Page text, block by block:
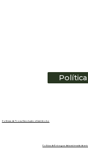
Política de Entrega e data estimada de
Políticas de Troca, Devolução e Reembolso